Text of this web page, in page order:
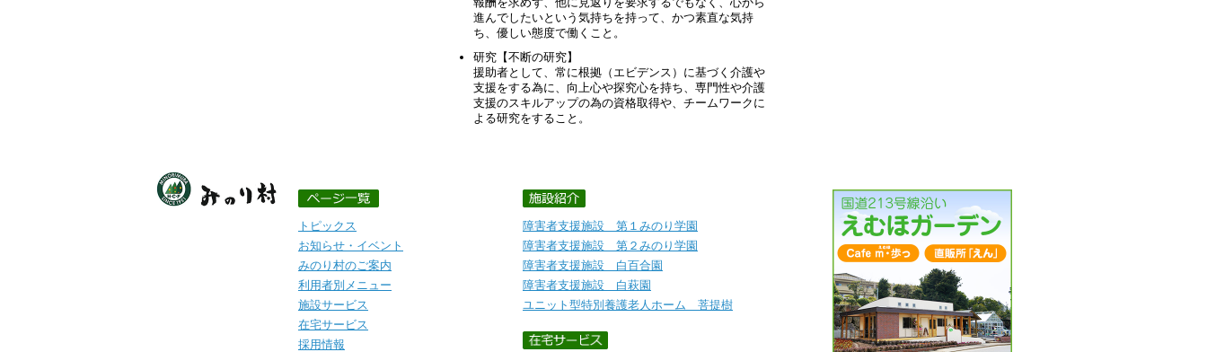
進んでしたいという気持ちを持って、かつ素直な気持
ち、優しい態度で働くこと。
研究【不断の研究】
援助者として、常に根拠（エビデンス）に基づく介護や
支援をする為に、向上心や探究心を持ち、専門性や介護
支援のスキルアップの為の資格取得や、チームワークに
よる研究をすること。
トピックス
お知らせ・イベント
みのり村のご案内
利用者別メニュー
施設サービス
在宅サービス
採用情報
障害者支援施設 第１みのり学園
障害者支援施設 第２みのり学園
障害者支援施設 白百合園
障害者支援施設 白萩園
ユニット型特別養護老人ホーム 菩提樹